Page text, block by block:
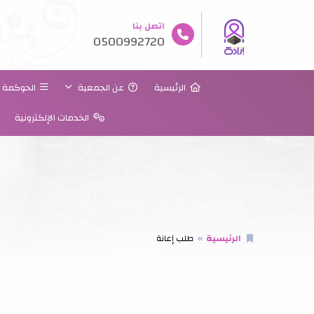
اتصل بنا
0500992720
الرئيسية عن الجمعية الحوكمة
الخدمات الإلكترونية
الرئيسية طلب إعانة